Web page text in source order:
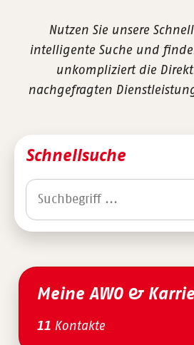
Nutzen Sie unsere
intelligente Suche und
unkompliziert die
nachgefragten
Schnellsuche
Meine AWO &
11 Kontakte